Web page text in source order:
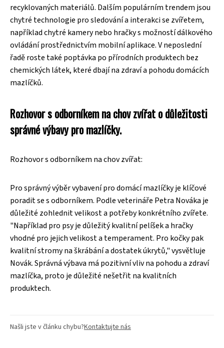
recyklovaných materiálů. Dalším populárním trendem jsou
chytré technologie pro sledování a interakci se zvířetem,
například chytré kamery nebo hračky s možností dálkového
ovládání prostřednictvím mobilní aplikace. V neposlední
řadě roste také poptávka po přírodních produktech bez
chemických látek, které dbají na zdraví a pohodu domácích
mazlíčků.
Rozhovor s odborníkem na chov zvířat o důležitosti
správné výbavy pro mazlíčky.
Rozhovor s odborníkem na chov zvířat:
Pro správný výběr vybavení pro domácí mazlíčky je klíčové
poradit se s odborníkem. Podle veterináře Petra Nováka je
důležité zohlednit velikost a potřeby konkrétního zvířete.
"Například pro psy je důležitý kvalitní pelíšek a hračky
vhodné pro jejich velikost a temperament. Pro kočky pak
kvalitní stromy na škrábání a dostatek úkrytů," vysvětluje
Novák. Správná výbava má pozitivní vliv na pohodu a zdraví
mazlíčka, proto je důležité nešetřit na kvalitních
produktech.
Našli jste v článku chybu?Kontaktujte nás